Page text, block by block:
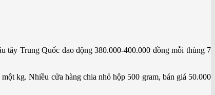
Trung Quốc dao động 380.000-400.000 đồng mỗi thùng 7
kg. Nhiều cửa hàng chia nhỏ hộp 500 gram, bán giá 50.000